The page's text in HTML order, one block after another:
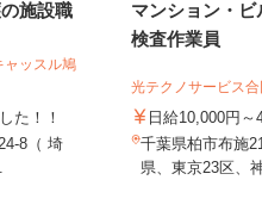
施設職
ッスル鳩
た！！
8（ 埼
マンション・
検査作業員
光テクノサービス合
日給10,000円～
千葉県柏市布施
県、東京23区、